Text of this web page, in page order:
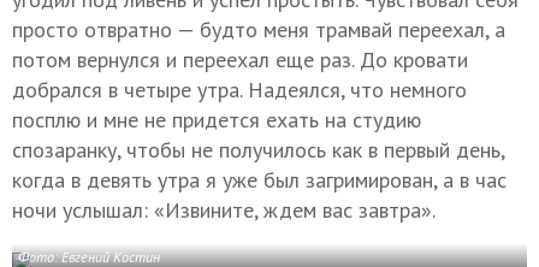
просто отвратно — будто меня трамвай переехал, а
потом вернулся и переехал еще раз. До кровати
добрался в четыре утра. Надеялся, что немного
посплю и мне не придется ехать на студию
спозаранку, чтобы не получилось как в первый день,
когда в девять утра я уже был загримирован, а в час
ночи услышал: «Извините, ждем вас завтра».
Фото: Евгений Костин